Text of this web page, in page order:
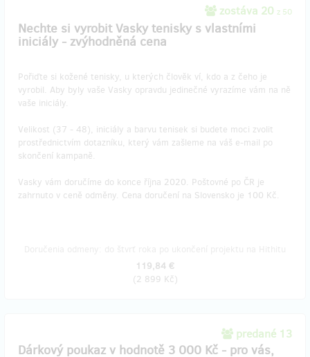
zostáva 20 z 50
Nechte si vyrobit Vasky tenisky s vlastními
iniciály - zvýhodněná cena
Pořiďte si kožené tenisky, u kterých člověk ví, kdo a z čeho je
vyrobil. Aby byly vaše Vasky opravdu jedinečné vyrazíme vám na ně
vaše iniciály.
Velikost (37 - 48), iniciály a barvu tenisek si budete moci zvolit
prostřednictvím dotazníku, který vám zašleme na váš e-mail po
skončení kampaně.
Vasky vám doručíme do konce října 2020. Poštovné po ČR je
zahrnuto v ceně odměny. Cena doručení na Slovensko je 100 Kč.
119,84 €
(2 899 Kč)
predané 13
Dárkový poukaz v hodnotě 3 000 Kč - pro vás,